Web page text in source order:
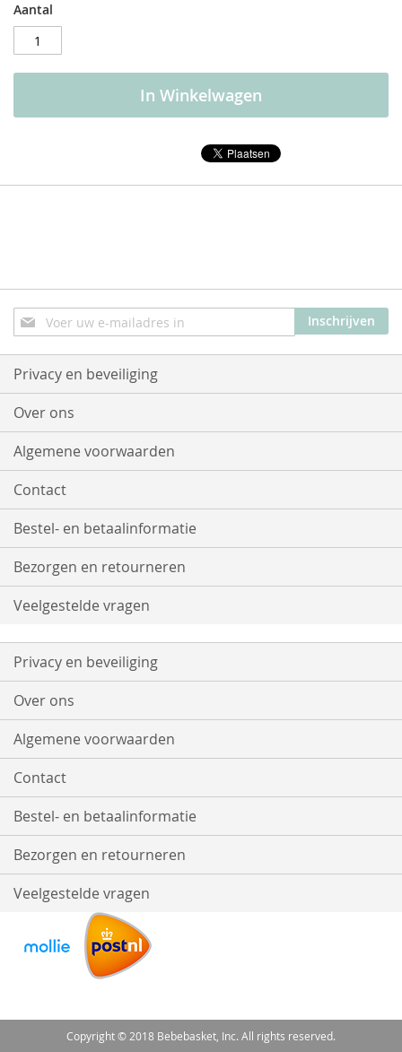
Aantal
In Winkelwagen
Abonneer
u
op
onze
nieuwsbrief
Inschrijven
Privacy en beveiliging
Over ons
Algemene voorwaarden
Contact
Bestel- en betaalinformatie
Bezorgen en retourneren
Veelgestelde vragen
Privacy en beveiliging
Over ons
Algemene voorwaarden
Contact
Bestel- en betaalinformatie
Bezorgen en retourneren
Veelgestelde vragen
Copyright © 2018 Bebebasket, Inc. All rights reserved.